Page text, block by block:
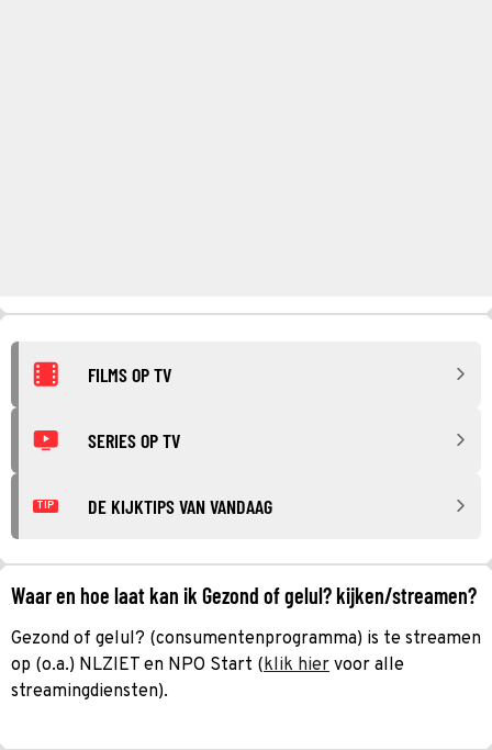
FILMS OP TV
SERIES OP TV
TIP DE KIJKTIPS VAN VANDAAG
Waar en hoe laat kan ik Gezond of gelul? kijken/streamen?
Gezond of gelul? (consumentenprogramma) is te streamen
op (o.a.) NLZIET en NPO Start (klik hier voor alle
streamingdiensten).